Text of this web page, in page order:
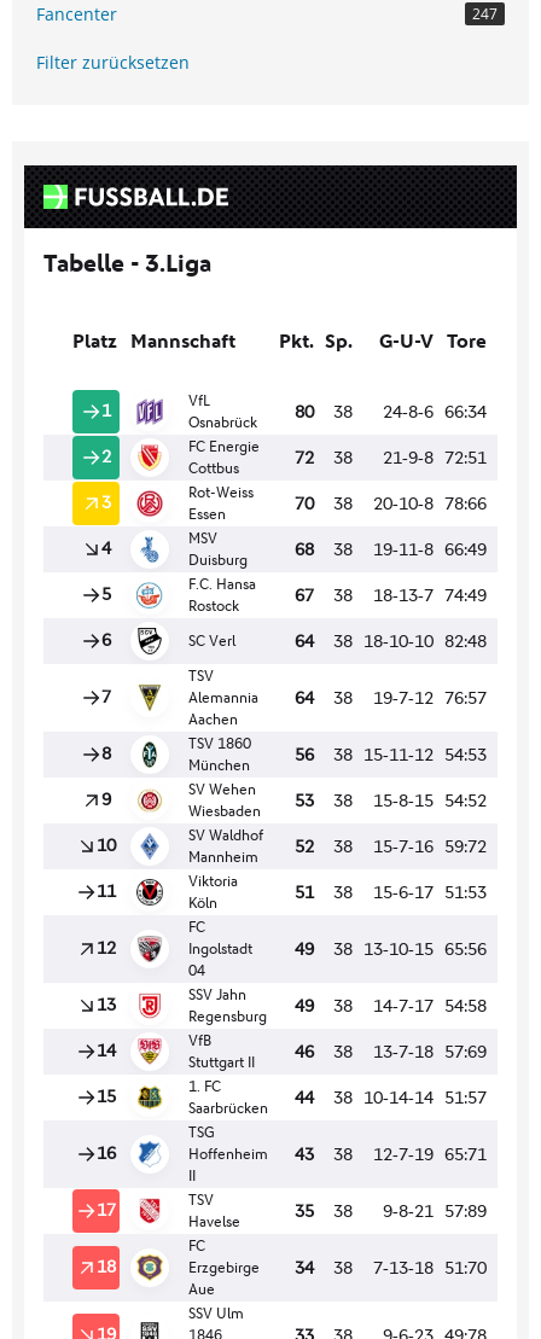
Fancenter 247
Filter zurücksetzen